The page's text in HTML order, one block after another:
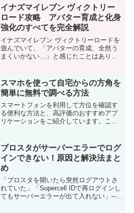
イナズマイレブン ヴィクトリー
ロード攻略 アバター育成と化身
強化のすべてを完全解説
イナズマイレブン ヴィクトリーロードを
遊んでいて、「アバターの育成、全然う
まくいかない…」と感じたことはありま
差がつくのは化身・必殺技・レアリテ
ィ・素材周回といった育成...
スマホを使って自宅からの方角を
簡単に無料で調べる方法
スマートフォンを利用して方位を確認す
る便利な方法と、高評価のおすすめアプ
リケーションをご紹介しています。この
や楽しい体験が、あなたを待っているか
もしれません。
ブロスタがサーバーエラーでログ
インできない！原因と解決法まと
め
「ブロスタを開いたら突然ログアウトさ
れていた」「Supercell IDで再ログインし
てもサーバーエラーが出て入れない」──